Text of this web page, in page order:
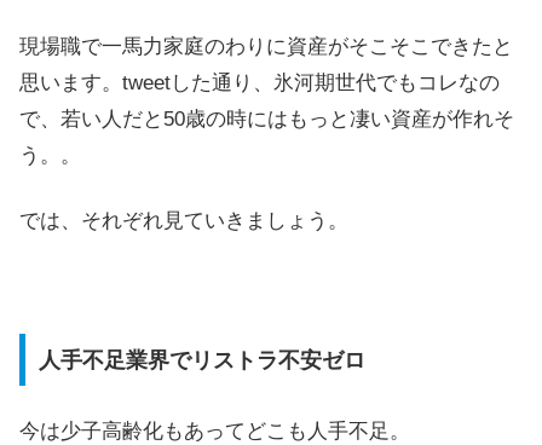
現場職で一馬力家庭のわりに資産がそこそこできたと
思います。tweetした通り、氷河期世代でもコレなの
で、若い人だと50歳の時にはもっと凄い資産が作れそ
う。。
では、それぞれ見ていきましょう。
人手不足業界でリストラ不安ゼロ
今は少子高齢化もあってどこも人手不足。